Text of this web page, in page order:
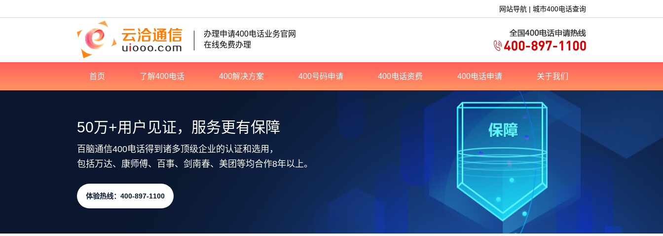
网站导航 | 城市400电话查询
办理申请400电话业务官网
在线免费办理
首页 了解400电话 400解决方案 400号码申请 400电话资费 400电话申请 关于我们
50万+用户见证，服务更有保障
百脑通信400电话得到诸多顶级企业的认证和选用，
包括万达、康师傅、百事、剑南春、美团等均合作8年以上。
体验热线：400-897-1100